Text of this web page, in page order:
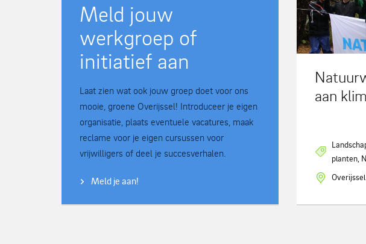
Meld jouw
werkgroep of
initiatief aan
Laat zien wat ook jouw groep doet voor ons
mooie, groene Overijssel! Introduceer je eigen
organisatie, plaats eventuele vacatures, maak
reclame voor je eigen cursussen voor
vrijwilligers of deel je succesverhalen.
Meld je aan!
aan
planten,
Overijssel